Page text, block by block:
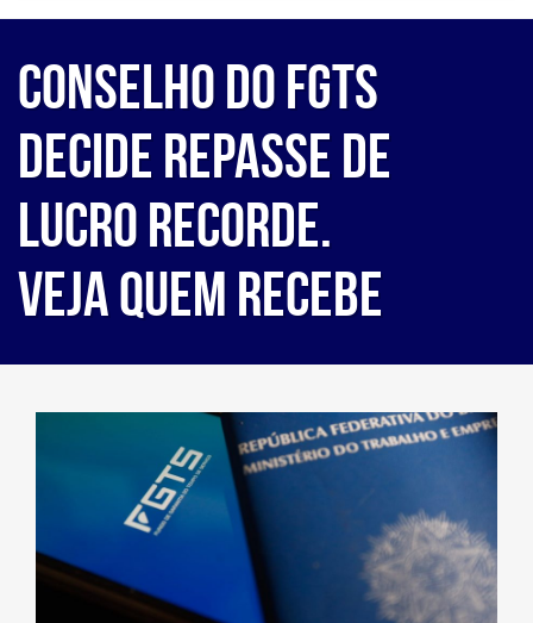
Conselho do FGTS
decide repasse de
lucro recorde.
Veja quem recebe